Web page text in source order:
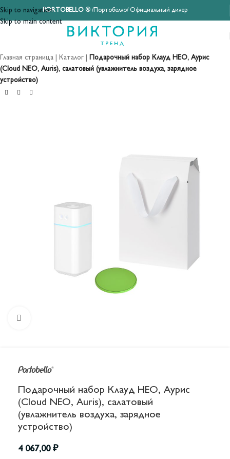
Skip to navigation
Skip to main content
PORTOBELLO® /Портобелло/ Официальный дилер
Главная страница Каталог
Подарочный набор Клауд НЕО, Аурис
(Cloud NEO, Auris), салатовый (увлажнитель воздуха, зарядное
устройство)
Подарочный набор Клауд НЕО, Аурис
(Cloud NEO, Auris), салатовый
(увлажнитель воздуха, зарядное
устройство)
4 067,00 ₽